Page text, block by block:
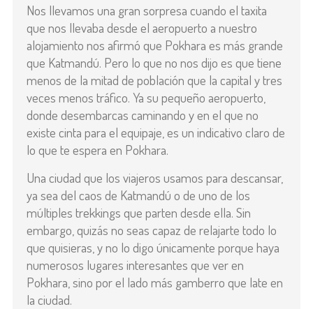
Nos llevamos una gran sorpresa cuando el taxita
que nos llevaba desde el aeropuerto a nuestro
alojamiento nos afirmó que Pokhara es más grande
que Katmandú. Pero lo que no nos dijo es que tiene
menos de la mitad de población que la capital y tres
veces menos tráfico. Ya su pequeño aeropuerto,
donde desembarcas caminando y en el que no
existe cinta para el equipaje, es un indicativo claro de
lo que te espera en Pokhara.
Una ciudad que los viajeros usamos para descansar,
ya sea del caos de Katmandú o de uno de los
múltiples trekkings que parten desde ella. Sin
embargo, quizás no seas capaz de relajarte todo lo
que quisieras, y no lo digo únicamente porque haya
numerosos lugares interesantes que ver en
Pokhara, sino por el lado más gamberro que late en
la ciudad.